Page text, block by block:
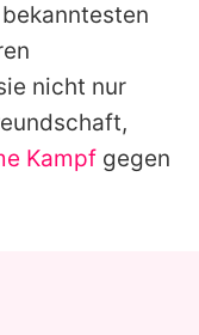
nicht nur
Kampf gegen